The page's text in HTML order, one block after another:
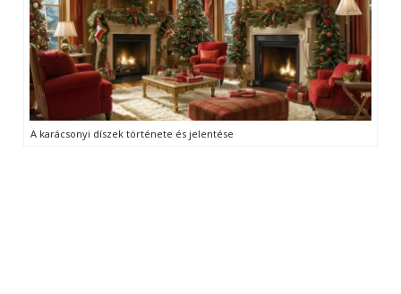
A karácsonyi díszek története és jelentése